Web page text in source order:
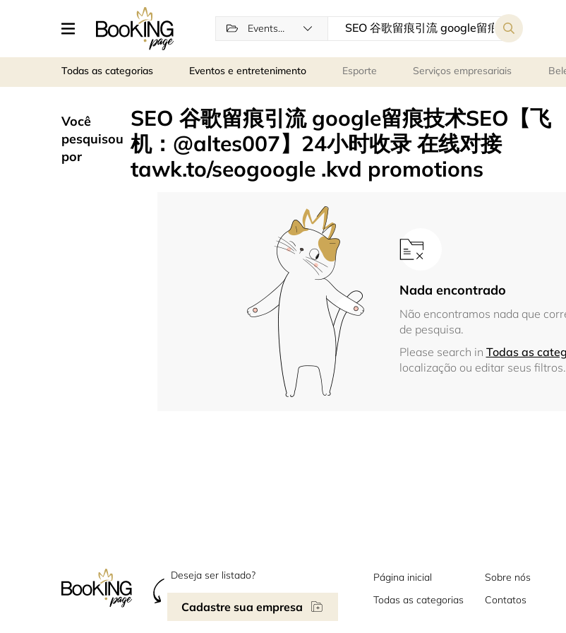
Events and entertainment
Todas as categorias Eventos e entretenimento Esporte Serviços empresariais
Você
pesquisou
por
SEO 谷歌留痕引流 google留痕技术SEO【飞
机：@altes007】24小时收录 在线对接
tawk.to/seogoogle .kvd promotions
Nada encontrado
Não encontramos nada que
de pesquisa.
Please search in Todas as
localização ou editar seus filtros.
Deseja ser listado?
Cadastre sua empresa
Página inicial
Sobre nós
Todas as categorias
Contatos